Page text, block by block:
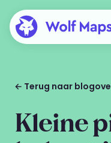
← Terug naar
Kleine